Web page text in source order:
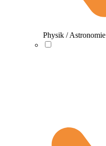
Physik / Astronomie